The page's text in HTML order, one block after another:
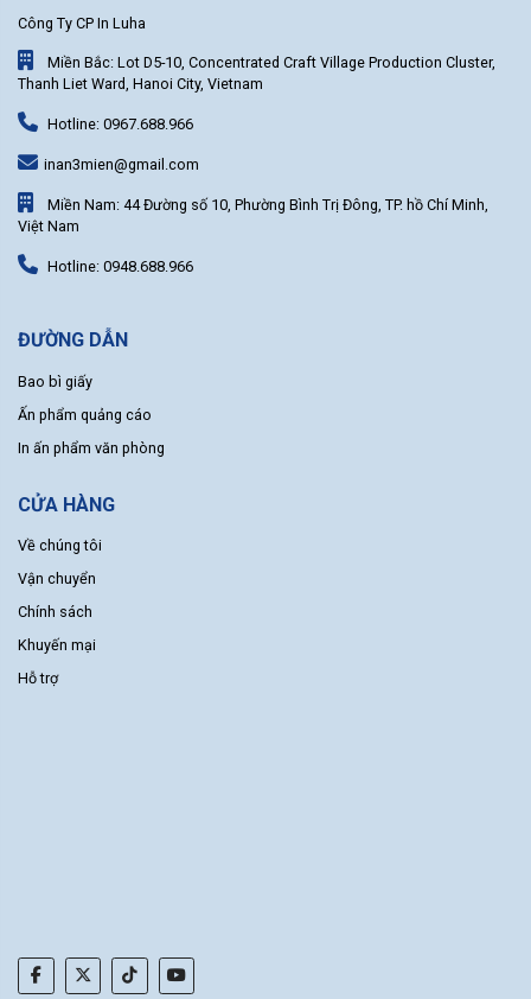
Công Ty CP In Luha
Miền Bắc: Lot D5-10, Concentrated Craft Village Production Cluster,
Thanh Liet Ward, Hanoi City, Vietnam
Hotline: 0967.688.966
inan3mien@gmail.com
Miền Nam: 44 Đường số 10, Phường Bình Trị Đông, TP. hồ Chí Minh,
Việt Nam
Hotline: 0948.688.966
ĐƯỜNG DẪN
Bao bì giấy
Ấn phẩm quảng cáo
In ấn phẩm văn phòng
CỬA HÀNG
Về chúng tôi
Vận chuyển
Chính sách
Khuyến mại
Hỗ trợ